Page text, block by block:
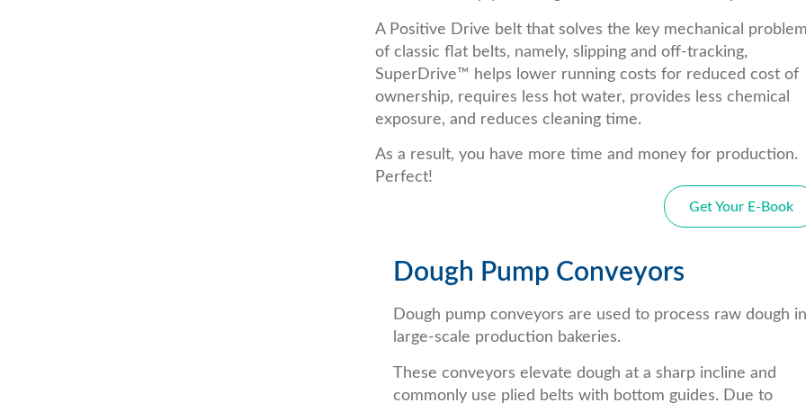
A Positive Drive belt that solves the key mechanical
of classic flat belts, namely, slipping and off-tracking,
SuperDrive™ helps lower running costs for reduced cost of
ownership, requires less hot water, provides less chemical
exposure, and reduces cleaning time.
As a result, you have more time and money for production.
Perfect!
Get Your E-Book
Dough Pump Conveyors
Dough pump conveyors are used to process raw dough in
large-scale production bakeries.
These conveyors elevate dough at a sharp incline and
commonly use plied belts with bottom guides. Due to